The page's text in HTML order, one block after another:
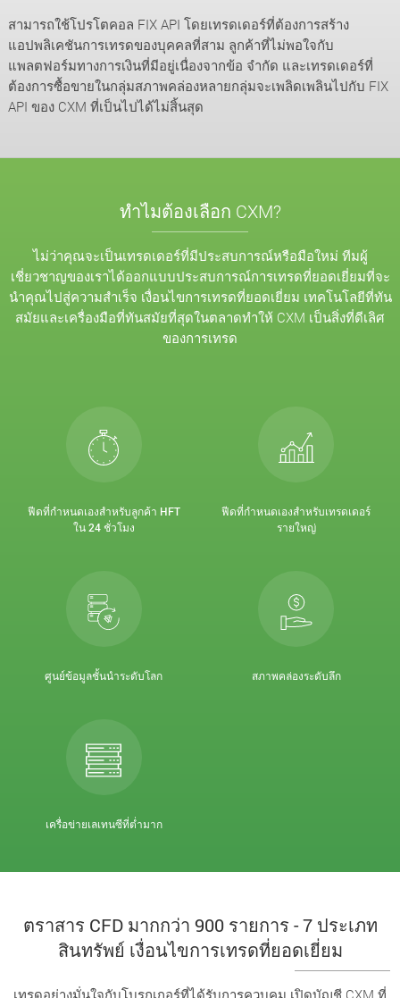
สามารถใช้โปรโตคอล FIX API โดยเทรดเดอร์ที่ต้องการสร้าง
แอปพลิเคชันการเทรดของบุคคลที่สาม ลูกค้าที่ไม่พอใจกับ
แพลตฟอร์มทางการเงินที่มีอยู่เนื่องจากข้อ จำกัด และเทรดเดอร์ที่
ต้องการซื้อขายในกลุ่มสภาพคล่องหลายกลุ่มจะเพลิดเพลินไปกับ FIX
API ของ CXM ที่เป็นไปได้ไม่สิ้นสุด
ทำไมต้องเลือก CXM?
ไม่ว่าคุณจะเป็นเทรดเดอร์ที่มีประสบการณ์หรือมือใหม่ ทีมผู้
เชี่ยวชาญของเราได้ออกแบบประสบการณ์การเทรดที่ยอดเยี่ยมที่จะ
นำคุณไปสู่ความสำเร็จ เงื่อนไขการเทรดที่ยอดเยี่ยม เทคโนโลยีที่ทัน
สมัยและเครื่องมือที่ทันสมัยที่สุดในตลาดทำให้ CXM เป็นสิ่งที่ดีเลิศ
ของการเทรด
ฟีดที่กำหนดเองสำหรับลูกค้า HFT
ใน 24 ชั่วโมง
ฟีดที่กำหนดเองสำหรับเทรดเดอร์
รายใหญ่
ศูนย์ข้อมูลชั้นนำระดับโลก สภาพคล่องระดับลึก
เครื่อข่ายเลเทนซีที่ต่ำมาก
ตราสาร CFD มากกว่า 900 รายการ - 7 ประเภท
สินทรัพย์ เงื่อนไขการเทรดที่ยอดเยี่ยม
เทรดอย่างมั่นใจกับโบรกเกอร์ที่ได้รับการควบคุม เปิดบัญชี CXM ที่